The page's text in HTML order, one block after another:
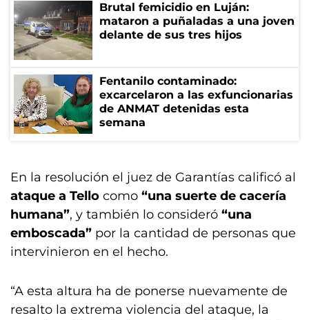
Brutal femicidio en Luján:
mataron a puñaladas a una joven
delante de sus tres hijos
Fentanilo contaminado:
excarcelaron a las exfuncionarias
de ANMAT detenidas esta
semana
En la resolución el juez de Garantías calificó al
ataque a Tello como “una suerte de cacería
humana”, y también lo consideró “una
emboscada” por la cantidad de personas que
intervinieron en el hecho.
“A esta altura ha de ponerse nuevamente de
resalto la extrema violencia del ataque, la